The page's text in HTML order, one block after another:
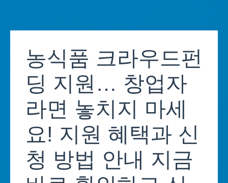
content농식품 크라우드펀
딩 지원… 창업자
라면 놓치지 마세
요! 지원 혜택과 신
청 방법 안내 지금